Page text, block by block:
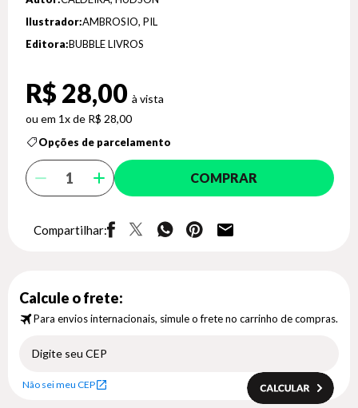
Ilustrador:AMBROSIO, PIL
Editora:BUBBLE LIVROS
R$ 28,00
1x de R$ 28,00
Opções de parcelamento
COMPRAR
Compartilhar:
Calcule o frete:
Para envios internacionais, simule o frete no carrinho de compras.
Não sei meu CEP